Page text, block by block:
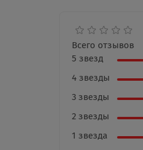
Всего отзывов
5 звезд
4 звезды
3 звезды
2 звезды
1 звезда